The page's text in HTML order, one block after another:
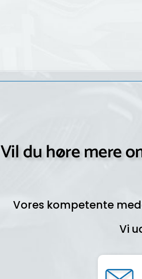
Vil du høre mere
Vores kompetente
Vi